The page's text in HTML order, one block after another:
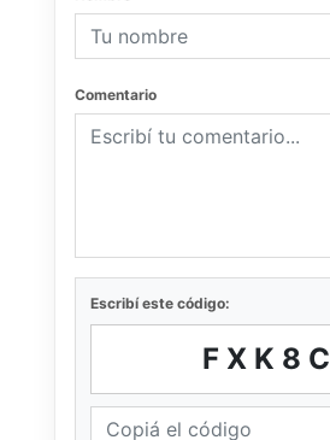
Comentario
Escribí este código:
FXK8C